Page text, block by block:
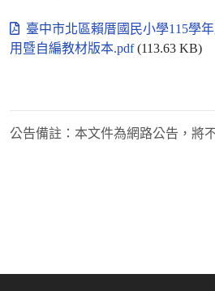
臺中市北區賴厝國民小學115學
用暨自編教材版本.pdf(113.63 KB)
公告備註： 本文件為網路公告，將